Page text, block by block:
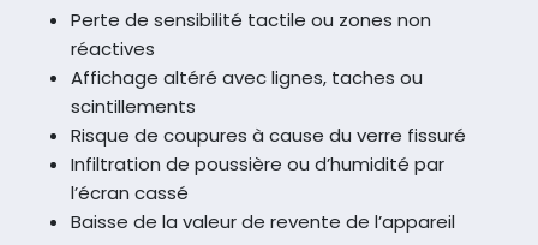
Perte de sensibilité tactile ou zones non
réactives
Affichage altéré avec lignes, taches ou
scintillements
Risque de coupures à cause du verre fissuré
Infiltration de poussière ou d’humidité par
l’écran cassé
Baisse de la valeur de revente de l’appareil